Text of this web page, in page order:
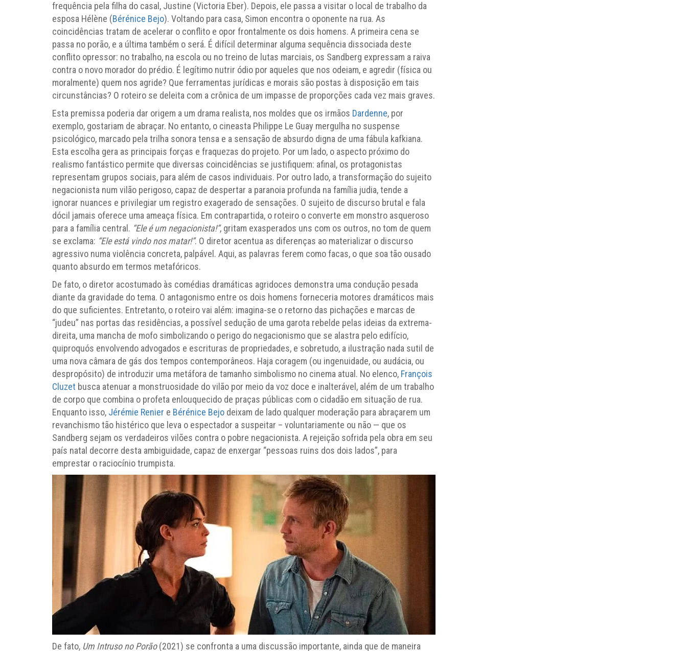
frequência pela filha do casal, Justine (Victoria Eber). Depois, ele passa a visitar o local de trabalho da
esposa Hélène (Bérénice Bejo). Voltando para casa, Simon encontra o oponente na rua. As
coincidências tratam de acelerar o conflito e opor frontalmente os dois homens. A primeira cena se
passa no porão, e a última também o será. É difícil determinar alguma sequência dissociada deste
conflito opressor: no trabalho, na escola ou no treino de lutas marciais, os Sandberg expressam a raiva
contra o novo morador do prédio. É legítimo nutrir ódio por aqueles que nos odeiam, e agredir (física ou
moralmente) quem nos agride? Que ferramentas jurídicas e morais são postas à disposição em tais
circunstâncias? O roteiro se deleita com a crônica de um impasse de proporções cada vez mais graves.
Esta premissa poderia dar origem a um drama realista, nos moldes que os irmãos Dardenne, por
exemplo, gostariam de abraçar. No entanto, o cineasta Philippe Le Guay mergulha no suspense
psicológico, marcado pela trilha sonora tensa e a sensação de absurdo digna de uma fábula kafkiana.
Esta escolha gera as principais forças e fraquezas do projeto. Por um lado, o aspecto próximo do
realismo fantástico permite que diversas coincidências se justifiquem: afinal, os protagonistas
representam grupos sociais, para além de casos individuais. Por outro lado, a transformação do sujeito
negacionista num vilão perigoso, capaz de despertar a paranoia profunda na família judia, tende a
ignorar nuances e privilegiar um registro exagerado de sensações. O sujeito de discurso brutal e fala
dócil jamais oferece uma ameaça física. Em contrapartida, o roteiro o converte em monstro asqueroso
para a família central. “Ele é um negacionista!”, gritam exasperados uns com os outros, no tom de quem
se exclama: “Ele está vindo nos matar!”. O diretor acentua as diferenças ao materializar o discurso
agressivo numa violência concreta, palpável. Aqui, as palavras ferem como facas, o que soa tão ousado
quanto absurdo em termos metafóricos.
De fato, o diretor acostumado às comédias dramáticas agridoces demonstra uma condução pesada
diante da gravidade do tema. O antagonismo entre os dois homens forneceria motores dramáticos mais
do que suficientes. Entretanto, o roteiro vai além: imagina-se o retorno das pichações e marcas de
“judeu” nas portas das residências, a possível sedução de uma garota rebelde pelas ideias da extrema-
direita, uma mancha de mofo simbolizando o perigo do negacionismo que se alastra pelo edifício,
quiproquós envolvendo advogados e escrituras de propriedades, e sobretudo, a ilustração nada sutil de
uma nova câmara de gás dos tempos contemporâneos. Haja coragem (ou ingenuidade, ou audácia, ou
despropósito) de introduzir uma metáfora de tamanho simbolismo no cinema atual. No elenco, François
Cluzet busca atenuar a monstruosidade do vilão por meio da voz doce e inalterável, além de um trabalho
de corpo que combina o profeta enlouquecido de praças públicas com o cidadão em situação de rua.
Enquanto isso, Jérémie Renier e Bérénice Bejo deixam de lado qualquer moderação para abraçarem um
revanchismo tão histérico que leva o espectador a suspeitar – voluntariamente ou não — que os
Sandberg sejam os verdadeiros vilões contra o pobre negacionista. A rejeição sofrida pela obra em seu
país natal decorre desta ambiguidade, capaz de enxergar “pessoas ruins dos dois lados”, para
emprestar o raciocínio trumpista.
De fato, Um Intruso no Porão(2021) se confronta a uma discussão importante, ainda que de maneira